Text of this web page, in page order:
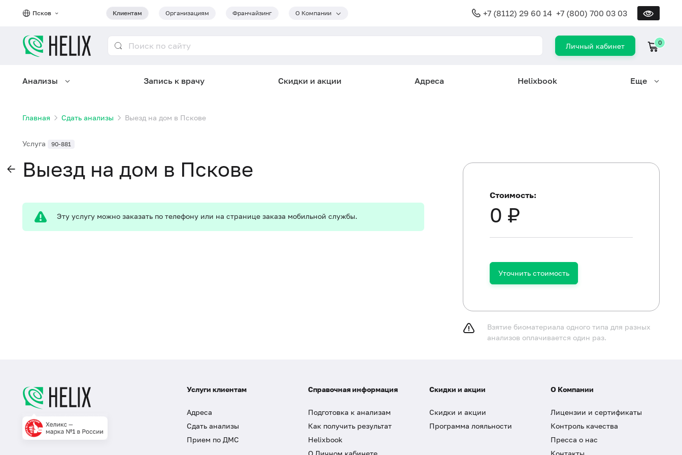
Псков Клиентам Организациям Франчайзинг О Компании +7 (8112) 29 60 14 +7 (800) 700 03 03
Личный кабинет 0
Анализы Запись к врачу Скидки и акции Адреса Helixbook Еще
Главная Сдать анализы Выезд на дом в Пскове
Услуга 90-881
Выезд на дом в Пскове
Эту услугу можно заказать по телефону или на странице заказа мобильной службы.
Стоимость:
0 ₽
Уточнить стоимость
Взятие биоматериала одного типа для разных
анализов оплачивается один раз.
Услуги клиентам
Адреса
Сдать анализы
Прием по ДМС
Справочная информация
Подготовка к анализам
Как получить результат
Helixbook
О Личном кабинете
Скидки и акции
Скидки и акции
Программа лояльности
О Компании
Лицензии и сертификаты
Контроль качества
Пресса о нас
Контакты